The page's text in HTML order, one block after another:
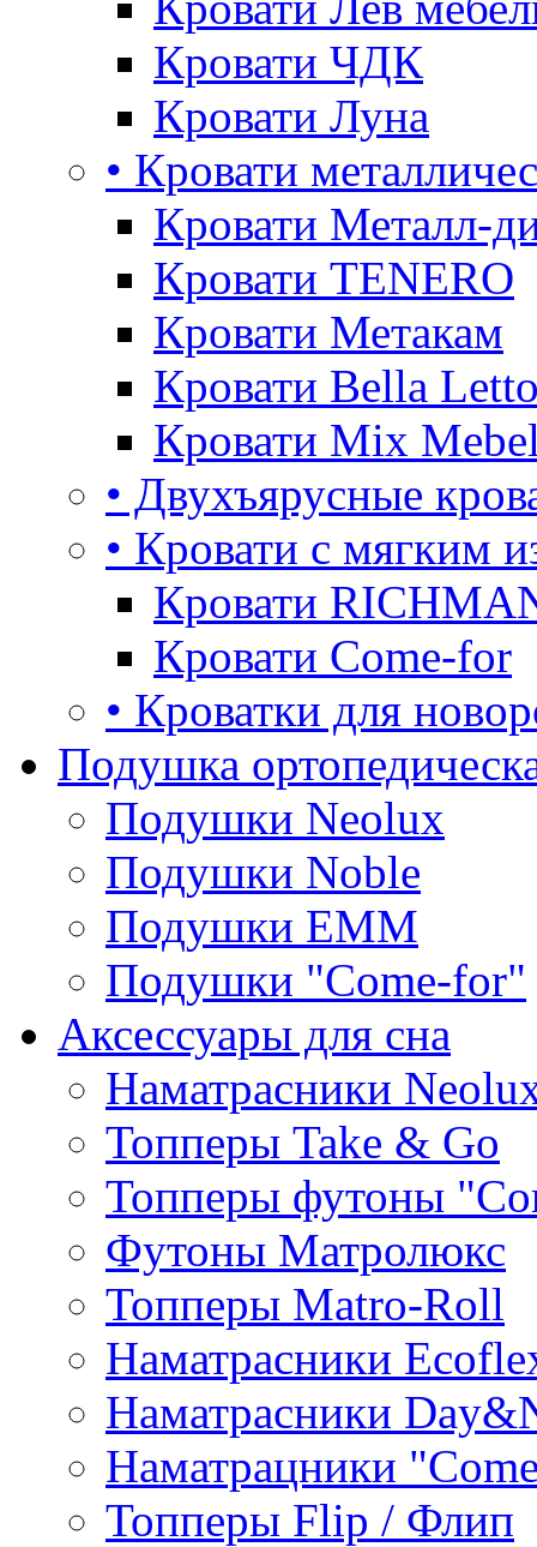
Кровати ЧДК
Кровати Луна
• Кровати
Кровати Металл-
Кровати TENERO
Кровати Метакам
Кровати Bella
Кровати Mix
• Двухъярусные
• Кровати с мягким
Кровати
Кровати Come-for
• Кроватки для
Подушка
Подушки Neolux
Подушки Noble
Подушки ЕММ
Подушки "Come-for"
Аксессуары для сна
Наматрасники
Топперы Take & Go
Топперы футоны
Футоны Матролюкс
Топперы Matro-Roll
Наматрасники
Наматрасники
Наматрацники
Топперы Flip / Флип